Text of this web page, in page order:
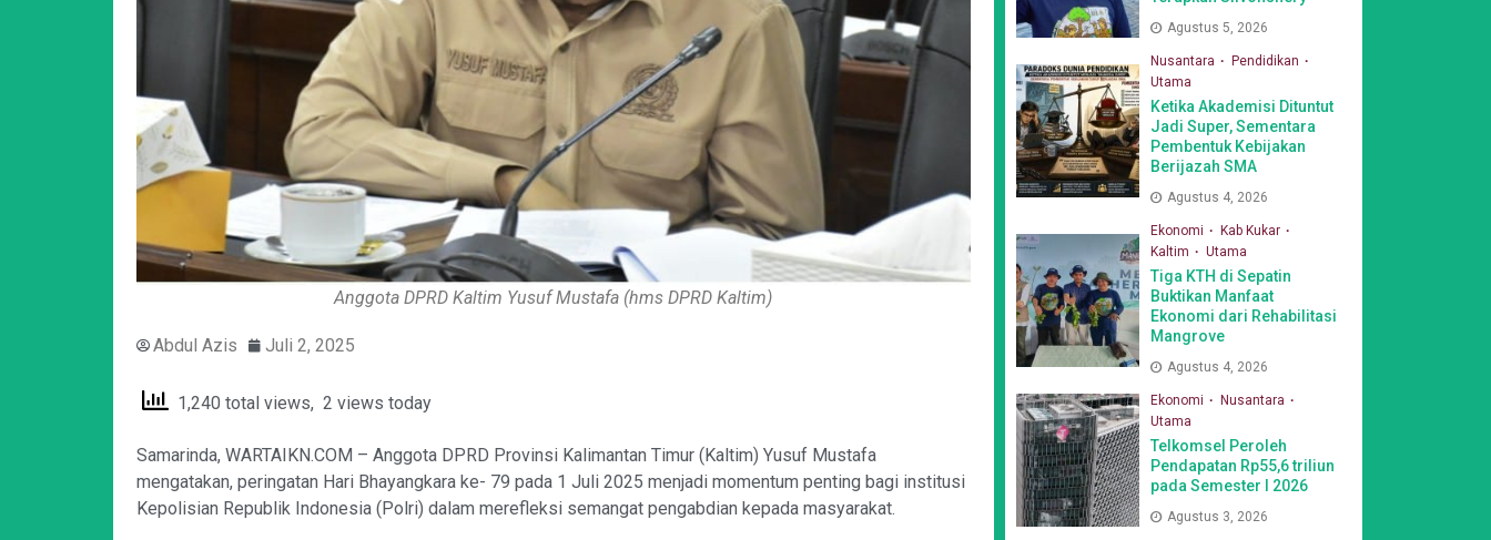
Anggota DPRD Kaltim Yusuf Mustafa (hms DPRD Kaltim)
Abdul Azis Juli 2, 2025
1,240 total views, 2 views today
Samarinda, WARTAIKN.COM – Anggota DPRD Provinsi Kalimantan Timur (Kaltim) Yusuf Mustafa
mengatakan, peringatan Hari Bhayangkara ke- 79 pada 1 Juli 2025 menjadi momentum penting bagi institusi
Kepolisian Republik Indonesia (Polri) dalam merefleksi semangat pengabdian kepada masyarakat.
Agustus 5, 2026
Nusantara
Pendidikan
Utama
Ketika Akademisi Dituntut
Jadi Super, Sementara
Pembentuk Kebijakan
Berijazah SMA
Agustus 4, 2026
Ekonomi
Kab Kukar
Kaltim
Utama
Tiga KTH di Sepatin
Buktikan Manfaat
Ekonomi dari Rehabilitasi
Mangrove
Agustus 4, 2026
Ekonomi
Nusantara
Utama
Telkomsel Peroleh
Pendapatan Rp55,6 triliun
pada Semester I 2026
Agustus 3, 2026